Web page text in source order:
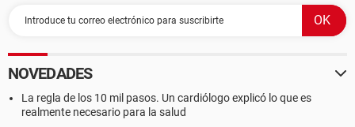
NOVEDADES
La regla de los 10 mil pasos. Un cardiólogo explicó lo que es
realmente necesario para la salud